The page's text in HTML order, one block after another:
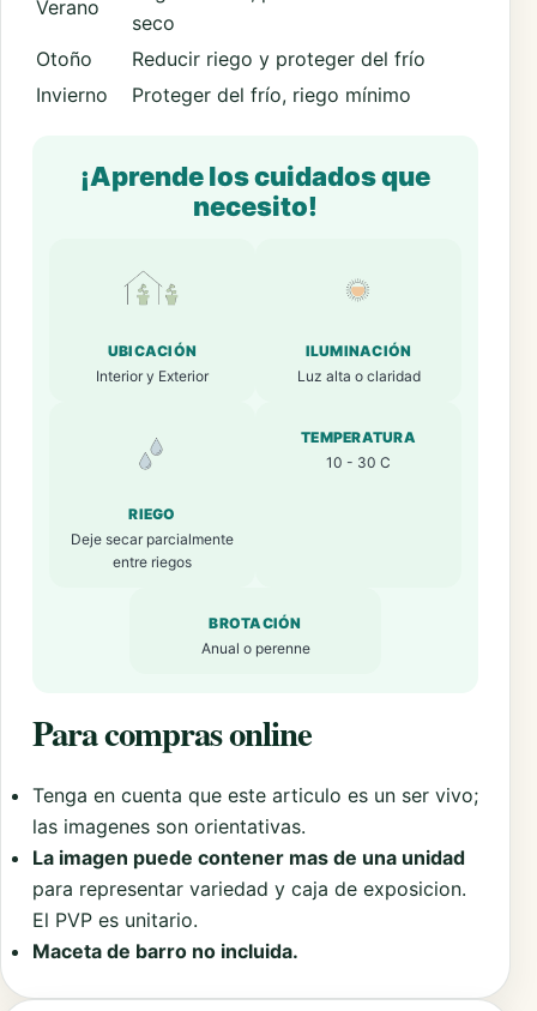
Verano
seco
Otoño
Reducir riego y proteger del frío
Invierno
Proteger del frío, riego mínimo
¡Aprende los cuidados que
necesito!
UBICACIÓN
Interior y Exterior
ILUMINACIÓN
Luz alta o claridad
RIEGO
Deje secar parcialmente
entre riegos
TEMPERATURA
10 - 30 C
BROTACIÓN
Anual o perenne
Para compras online
Tenga en cuenta que este articulo es un ser vivo;
las imagenes son orientativas.
La imagen puede contener mas de una unidad
para representar variedad y caja de exposicion.
El PVP es unitario.
Maceta de barro no incluida.